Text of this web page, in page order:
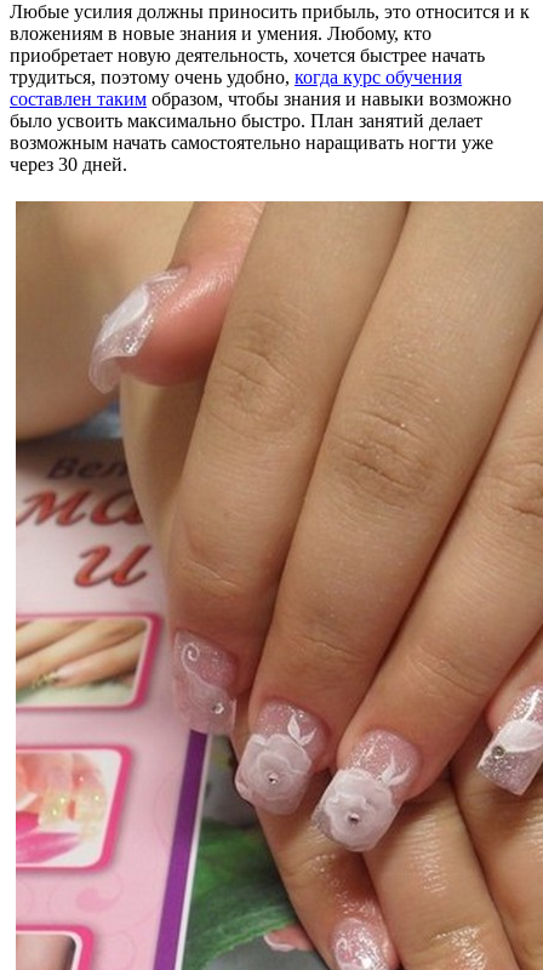
Любые усилия должны приносить прибыль, это относится и к
вложениям в новые знания и умения. Любому, кто
приобретает новую деятельность, хочется быстрее начать
трудиться, поэтому очень удобно, когда курс обучения
составлен таким образом, чтобы знания и навыки возможно
было усвоить максимально быстро. План занятий делает
возможным начать самостоятельно наращивать ногти уже
через 30 дней.